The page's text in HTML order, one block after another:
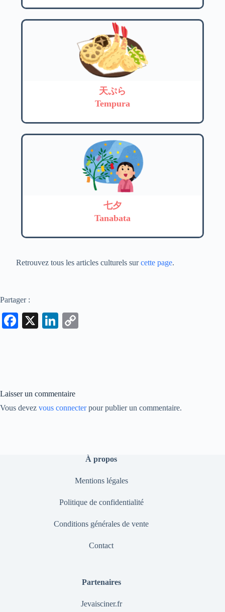
天ぷら
Tempura
七夕
Tanabata
Retrouvez tous les articles culturels surcette page.
Partager :
Fa
X
Li
Laisser un commentaire
Vous devez vous connecterpour publier un commentaire.
À propos
Mentions légales
Politique de confidentialité
Conditions générales de vente
Contact
Partenaires
Jevaisciner.fr